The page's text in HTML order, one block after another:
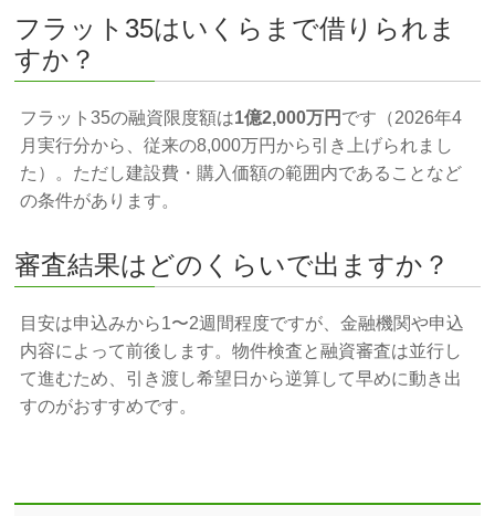
フラット35はいくらまで借りられま
すか？
フラット35の融資限度額は1億2,000万円 です（2026年4
月実行分から、従来の8,000万円から引き上げられまし
た）。ただし建設費・購入価額の範囲内であることなど
の条件があります。
審査結果はどのくらいで出ますか？
目安は申込みから1〜2週間程度ですが、金融機関や申込
内容によって前後します。物件検査と融資審査は並行し
て進むため、引き渡し希望日から逆算して早めに動き出
すのがおすすめです。